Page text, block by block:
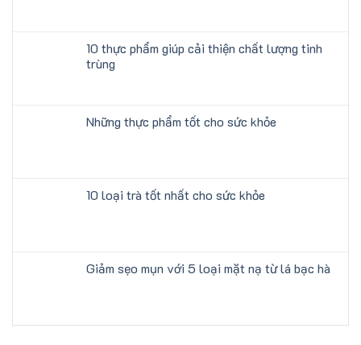
10 thực phẩm giúp cải thiện chất lượng tinh
trùng
Những thực phẩm tốt cho sức khỏe
10 loại trà tốt nhất cho sức khỏe
Giảm sẹo mụn với 5 loại mặt nạ từ lá bạc hà